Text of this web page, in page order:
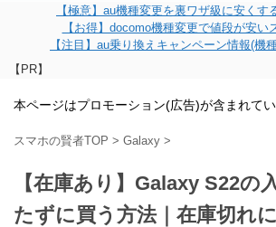
【極意】au機種変更を裏ワザ級に安く
【お得】docomo機種変更で値段が安
【注目】au乗り換えキャンペーン情報(機
【PR】
本ページはプロモーション(広告)が含まれてい
スマホの賢者TOP > Galaxy >
【在庫あり】Galaxy S22の
たずに買う方法｜在庫切れ